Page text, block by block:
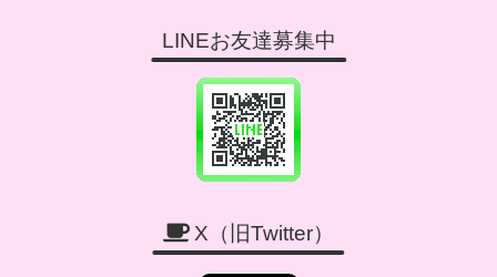
LINEお友達募集中
X（旧Twitter）